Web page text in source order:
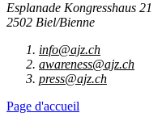
Esplanade Kongresshaus 21
2502 Biel/Bienne
info@ajz.ch
awareness@ajz.ch
press@ajz.ch
Page d'accueil